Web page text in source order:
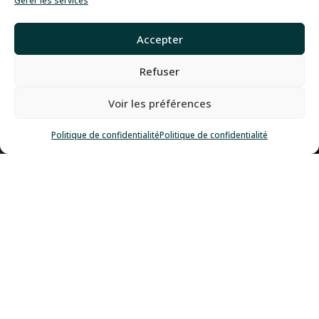
Accepter
Refuser
Voir les préférences
Politique de confidentialitéPolitique de confidentialité